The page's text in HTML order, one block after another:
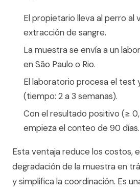
El propietario lleva al perro al
extracción de sangre.
La muestra se envía a un
en São Paulo o Rio.
El laboratorio procesa el test
(tiempo: 2 a 3 semanas).
Con el resultado positivo (≥
empieza el conteo de 90 días.
Esta ventaja reduce los costos,
degradación de la muestra en
y simplifica la coordinación. Es